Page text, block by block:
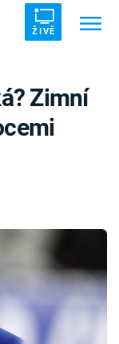
ŽIVĚ
Zimní